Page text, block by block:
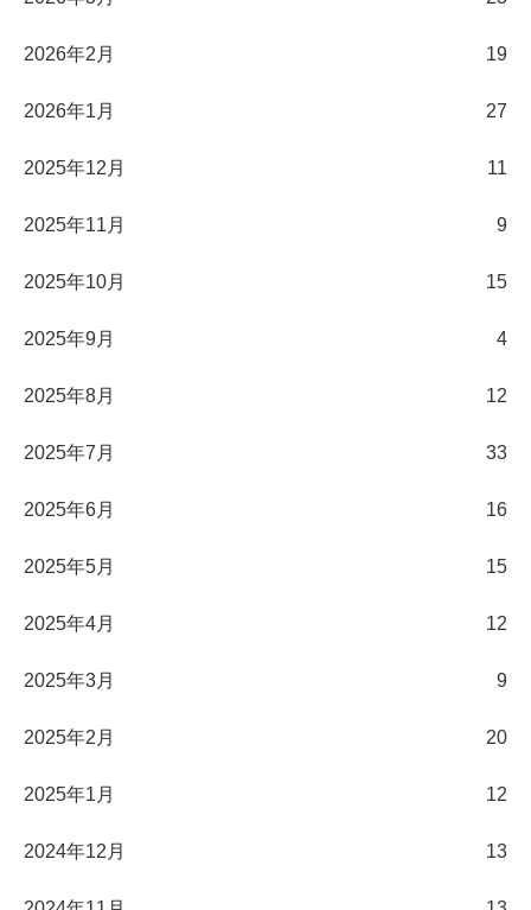
2026年2月 19
2026年1月 27
2025年12月 11
2025年11月 9
2025年10月 15
2025年9月 4
2025年8月 12
2025年7月 33
2025年6月 16
2025年5月 15
2025年4月 12
2025年3月 9
2025年2月 20
2025年1月 12
2024年12月 13